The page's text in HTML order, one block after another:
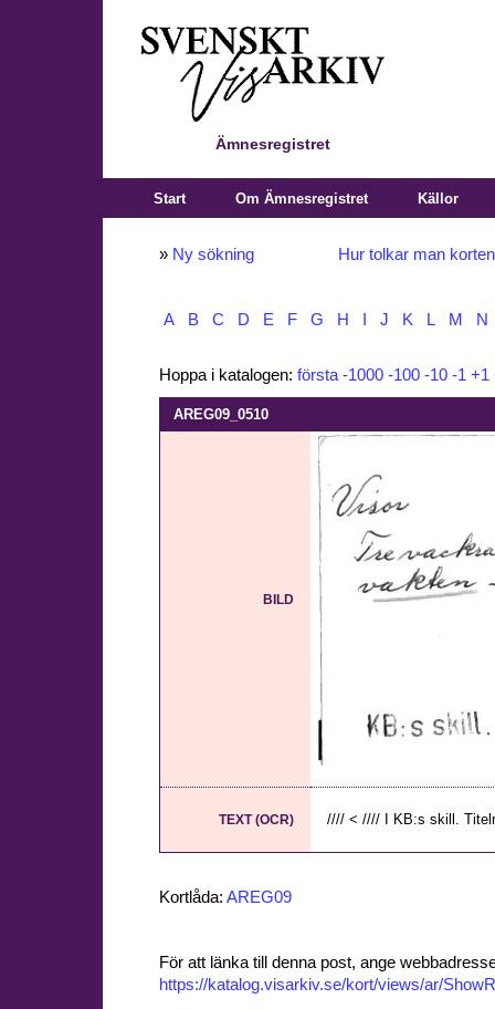
Ämnesregistret
Start Om Ämnesregistret Källor
» Ny sökning Hur tolkar man
A B C D E F G H J K L M N
Hoppa i katalogen: första -1000 -100 -10 -1 +1
AREG09_0510
BILD
TEXT (OCR) //// < //// I KB:s skill.
Kortlåda: AREG09
För att länka till denna post, ange
https://katalog.visarkiv.se/kort/views/ar/